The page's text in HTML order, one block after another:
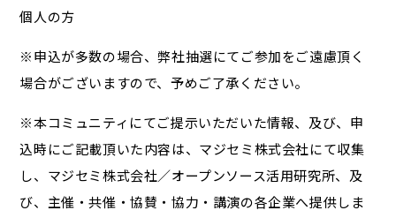
個人の方
※申込が多数の場合、弊社抽選にてご参加をご遠慮頂く
場合がございますので、予めご了承ください。
※本コミュニティにてご提示いただいた情報、及び、申
込時にご記載頂いた内容は、マジセミ株式会社にて収集
し、マジセミ株式会社／オープンソース活用研究所、及
び、主催・共催・協賛・協力・講演の各企業へ提供しま